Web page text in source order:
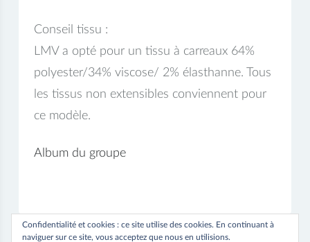
Conseil tissu :
LMV a opté pour un tissu à carreaux 64%
polyester/34% viscose/ 2% élasthanne. Tous
les tissus non extensibles conviennent pour
ce modèle.
Album du groupe
Confidentialité et cookies : ce site utilise des cookies. En continuant à
naviguer sur ce site, vous acceptez que nous en utilisions.